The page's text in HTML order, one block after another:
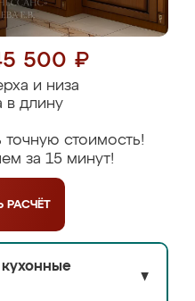
500 ₽
и низа
в длину
стоимость!
за 15 минут!
РАСЧЁТ
кухонные
▼